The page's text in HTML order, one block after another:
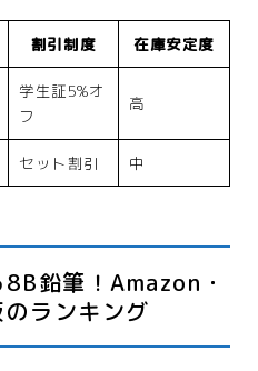
割引制度 在庫安定度
学生証5%オ
フ
高
セット割引 中
鉛筆！Amazon・
ランキング